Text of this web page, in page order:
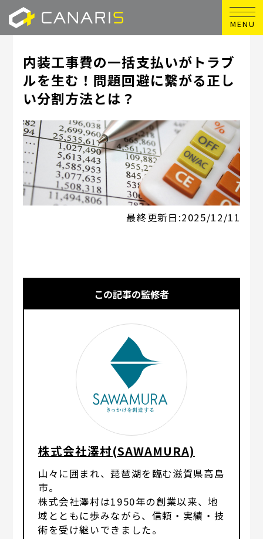
MENU
内装工事費の一括支払いがトラブ
ルを生む！問題回避に繋がる正し
い分割方法とは？
最終更新日:2025/12/11
この記事の監修者
株式会社澤村(SAWAMURA)
山々に囲まれ、琵琶湖を臨む滋賀県高島
市。
株式会社澤村は1950年の創業以来、地
域とともに歩みながら、信頼・実績・技
術を受け継いできました。